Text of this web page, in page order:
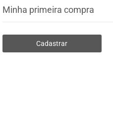
Minha primeira compra
Cadastrar